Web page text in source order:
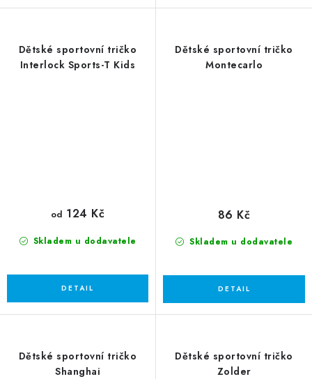
Dětské sportovní tričko
Interlock Sports-T Kids
Skladem u dodavatele
od 124 Kč
Dětské sportovní tričko
Montecarlo
Skladem u dodavatele
86 Kč
Dětské sportovní tričko
Shanghai
Dětské sportovní tričko
Zolder